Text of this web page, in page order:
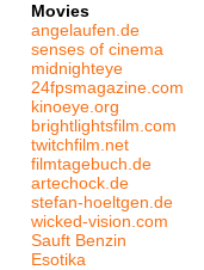
Movies
angelaufen.de
senses of cinema
midnighteye
24fpsmagazine.com
kinoeye.org
brightlightsfilm.com
twitchfilm.net
filmtagebuch.de
artechock.de
stefan-hoeltgen.de
wicked-vision.com
Sauft Benzin
Esotika